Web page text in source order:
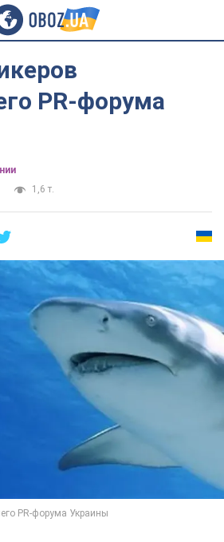
PR-форума
1,6 т.